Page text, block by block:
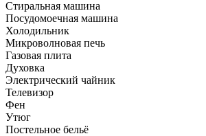
Стиральная машина
Посудомоечная машина
Холодильник
Микроволновая печь
Газовая плита
Духовка
Электрический чайник
Телевизор
Фен
Утюг
Постельное бельё